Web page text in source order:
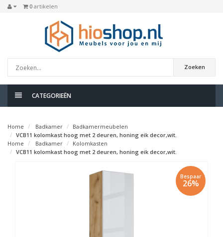
0 artikelen
Zoeken
CATEGORIEËN
Home Badkamer
Badkamermeubelen
VCB11 kolomkast hoog met 2 deuren, honing eik decor,wit.
Home
Badkamer
Kolomkasten
VCB11 kolomkast hoog met 2 deuren, honing eik decor,wit.
Bespaar
26%